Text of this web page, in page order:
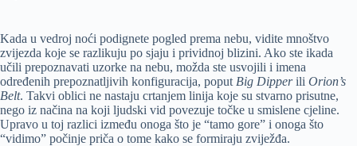
Kada u vedroj noći podignete pogled prema nebu, vidite mnoštvo
zvijezda koje se razlikuju po sjaju i prividnoj blizini. Ako ste ikada
učili prepoznavati uzorke na nebu, možda ste usvojili i imena
određenih prepoznatljivih konfiguracija, poput Big Dipperili Orion’s
Belt. Takvi oblici ne nastaju crtanjem linija koje su stvarno prisutne,
nego iz načina na koji ljudski vid povezuje točke u smislene cjeline.
Upravo u toj razlici između onoga što je “tamo gore” i onoga što
“vidimo” počinje priča o tome kako se formiraju zviježđa.